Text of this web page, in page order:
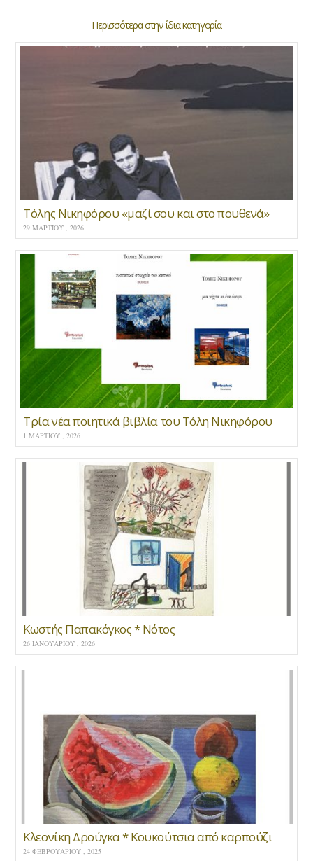
Περισσότερα στην ίδια κατηγορία
Τόλης Νικηφόρου «μαζί σου και στο πουθενά»
29 ΜΑΡΤΊΟΥ , 2026
Τρία νέα ποιητικά βιβλία του Τόλη Νικηφόρου
1 ΜΑΡΤΊΟΥ , 2026
Κωστής Παπακόγκος * Νότος
26 ΙΑΝΟΥΑΡΊΟΥ , 2026
Κλεονίκη Δρούγκα * Κουκούτσια από καρπούζι
24 ΦΕΒΡΟΥΑΡΊΟΥ , 2025